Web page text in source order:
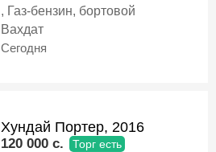
, Газ-бензин, бортовой
Вахдат
Сегодня
Хундай Портер, 2016
120 000 c. Торг есть